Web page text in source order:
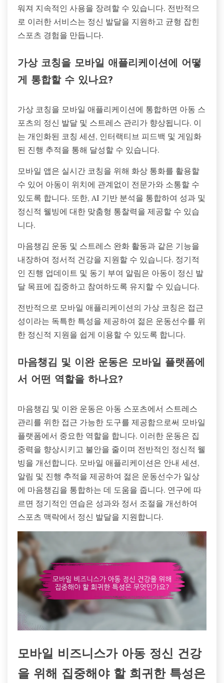
워져 지속적인 사용을 장려할 수 있습니다. 전반적으
로 이러한 서비스는 정신 발달을 지원하고 균형 잡힌
스포츠 경험을 만듭니다.
가상 코칭을 모바일 애플리케이션에 어떻
게 통합할 수 있나요?
가상 코칭을 모바일 애플리케이션에 통합하면 아동 스
포츠의 정신 발달 및 스트레스 관리가 향상됩니다. 이
는 개인화된 코칭 세션, 인터랙티브 피드백 및 게임화
된 진행 추적을 통해 달성할 수 있습니다.
모바일 앱은 실시간 코칭을 위해 화상 통화를 활용할
수 있어 아동이 위치에 관계없이 전문가와 소통할 수
있도록 합니다. 또한, AI 기반 분석을 통합하여 성과 및
정신적 웰빙에 대한 맞춤형 통찰력을 제공할 수 있습
니다.
마음챙김 운동 및 스트레스 완화 활동과 같은 기능을
내장하여 정서적 건강을 지원할 수 있습니다. 정기적
인 진행 업데이트 및 동기 부여 알림은 아동이 정신 발
달 목표에 집중하고 참여하도록 유지할 수 있습니다.
전반적으로 모바일 애플리케이션의 가상 코칭은 접근
성이라는 독특한 특성을 제공하여 젊은 운동선수를 위
한 정신적 지원을 쉽게 이용할 수 있도록 합니다.
마음챙김 및 이완 운동은 모바일 플랫폼에
서 어떤 역할을 하나요?
마음챙김 및 이완 운동은 아동 스포츠에서 스트레스
관리를 위한 접근 가능한 도구를 제공함으로써 모바일
플랫폼에서 중요한 역할을 합니다. 이러한 운동은 집
중력을 향상시키고 불안을 줄이며 전반적인 정신적 웰
빙을 개선합니다. 모바일 애플리케이션은 안내 세션,
알림 및 진행 추적을 제공하여 젊은 운동선수가 일상
에 마음챙김을 통합하는 데 도움을 줍니다. 연구에 따
르면 정기적인 연습은 성과와 정서 조절을 개선하여
스포츠 맥락에서 정신 발달을 지원합니다.
모바일 비즈니스가 아동 정신 건강
을 위해 집중해야 할 희귀한 특성은